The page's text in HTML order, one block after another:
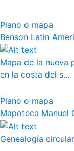
Plano o mapa
Benson Latin
Mapa de la nueva
en la costa del s...
Plano o mapa
Mapoteca Manuel
Genealogía circular